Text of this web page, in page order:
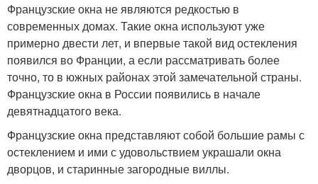
Французские окна не являются редкостью в
современных домах. Такие окна используют уже
примерно двести лет, и впервые такой вид остекления
появился во Франции, а если рассматривать более
точно, то в южных районах этой замечательной страны.
Французские окна в России появились в начале
девятнадцатого века.
Французские окна представляют собой большие рамы с
остеклением и ими с удовольствием украшали окна
дворцов, и старинные загородные виллы.